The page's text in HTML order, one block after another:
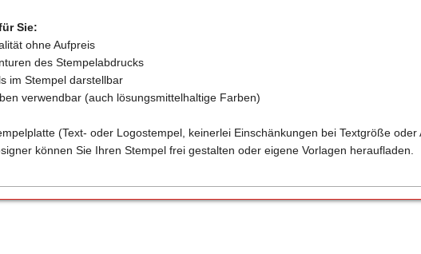
Sie:
ohne Aufpreis
des Stempelabdrucks
im Stempel darstellbar
verwendbar (auch lösungsmittelhaltige Farben)
(Text- oder Logostempel, keinerlei Einschänkungen bei Textgröße oder
können Sie Ihren Stempel frei gestalten oder eigene Vorlagen heraufladen.